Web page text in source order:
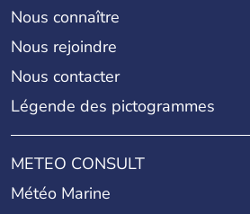
Nous connaître
Nous rejoindre
Nous contacter
Légende des pictogrammes
METEO CONSULT
Météo Marine